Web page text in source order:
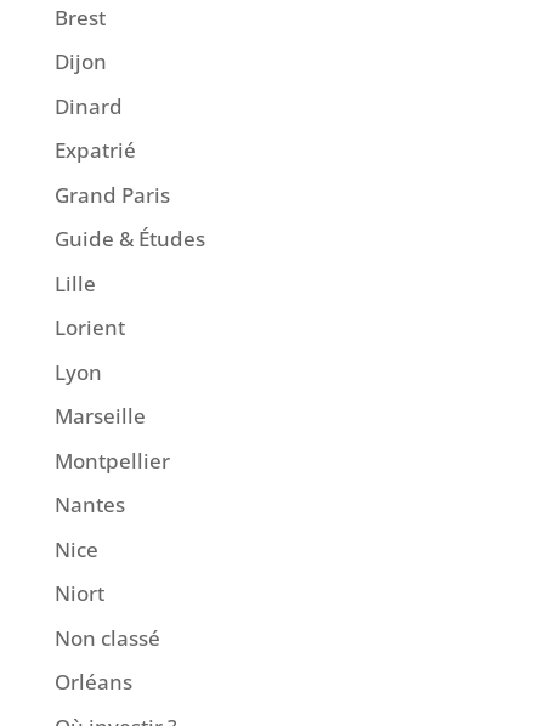
Brest
Dijon
Dinard
Expatrié
Grand Paris
Guide & Études
Lille
Lorient
Lyon
Marseille
Montpellier
Nantes
Nice
Niort
Non classé
Orléans